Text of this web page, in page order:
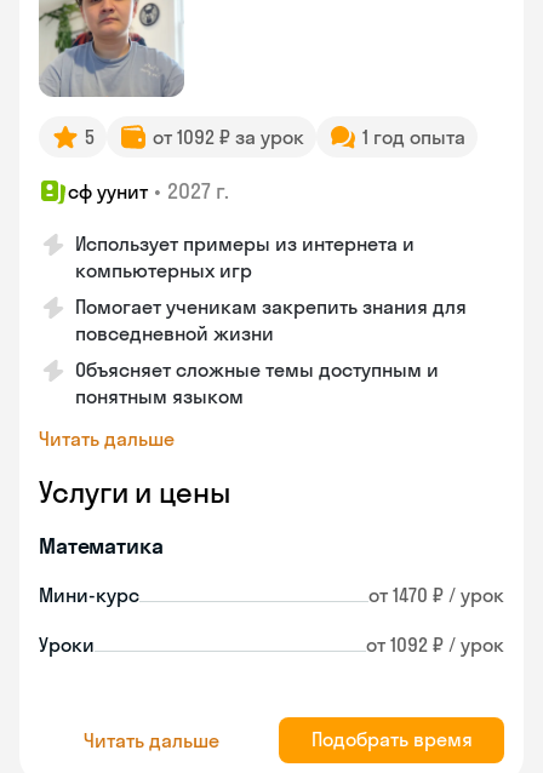
5 от 1092 ₽ за урок 1 год опыта
сф уунит • 2027 г.
Использует примеры из интернета и
компьютерных игр
Помогает ученикам закрепить знания для
повседневной жизни
Объясняет сложные темы доступным и
понятным языком
Читать дальше
Услуги и цены
Математика
Мини-курс от 1470 ₽ / урок
Уроки от 1092 ₽ / урок
Читать дальше Подобрать время